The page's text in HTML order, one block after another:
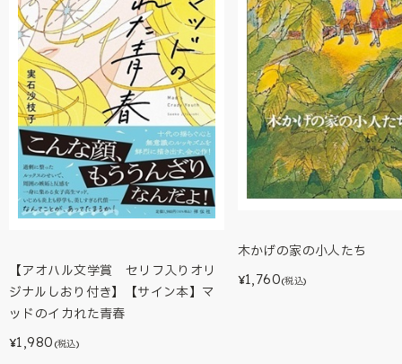
【アオハル文学賞 セリフ入りオリ
ジナルしおり付き】【サイン本】マ
ッドのイカれた青春
¥1,980 (税込)
木かげの家の小人たち
¥1,760(税込)